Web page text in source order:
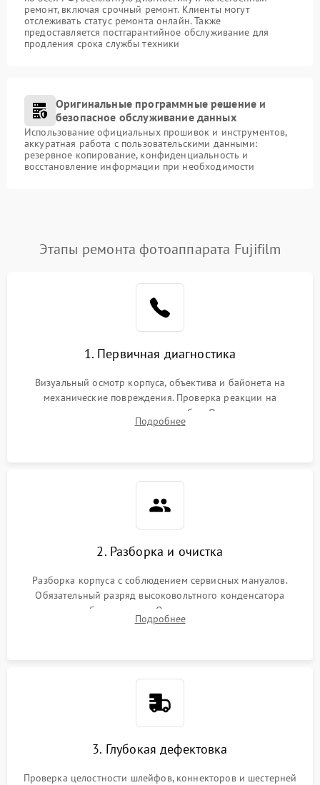
ремонт, включая срочный ремонт. Клиенты могут
отслеживать статус ремонта онлайн. Также
предоставляется постгарантийное обслуживание для
продления срока службы техники
Оригинальные программные решение и
безопасное обслуживание данных
Использование официальных прошивок и инструментов,
аккуратная работа с пользовательскими данными:
резервное копирование, конфиденциальность и
восстановление информации при необходимости
Этапы ремонта фотоаппарата Fujifilm
1. Первичная диагностика
Визуальный осмотр корпуса, объектива и байонета на
механические повреждения. Проверка реакции на
включение, считывание кодов ошибок. Оценка состояния
матрицы и затвора, проверка работы автофокуса и вспышки.
Подробнее
2. Разборка и очистка
Разборка корпуса с соблюдением сервисных мануалов.
Обязательный разряд высоковольтного конденсатора
вспышки для безопасности. Очистка внутренних узлов от
пыли, песка и следов влаги с помощью спецсредств.
Подробнее
3. Глубокая дефектовка
Проверка целостности шлейфов, коннекторов и шестерней